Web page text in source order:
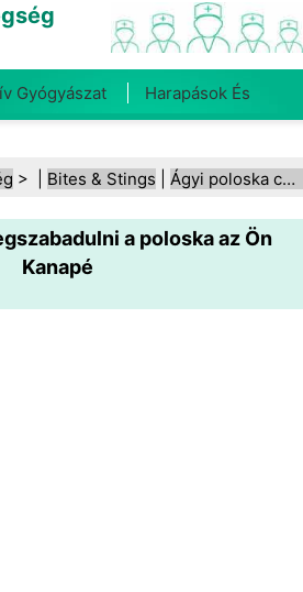
Gyógyászat Harapások És
Táplálkozás Családi
Ágazat Mentális Egészség
> | Bites & Stings Ágyi poloska csípései
a poloska az Ön
Kanapé